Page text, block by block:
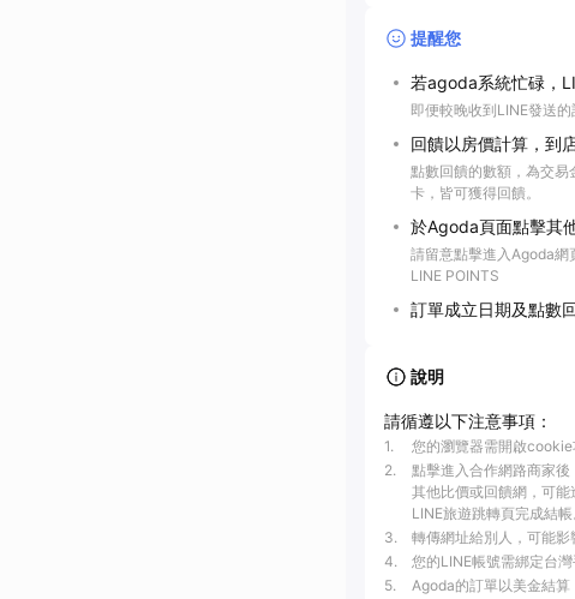
提醒您
若agoda系統忙碌，
即便較晚收到LINE發送
回饋以房價計算，到
點數回饋的數額，為交
卡，皆可獲得回饋。
於Agoda頁面點擊其
請留意點擊進入Agoda網
LINE POINTS
訂單成立日期及點數
說明
請循遵以下注意事項：
1.
您的瀏覽器需開啟cookie
2.
點擊進入合作網路商家
其他比價或回饋網，可
LINE旅遊跳轉頁完成結帳
3.
轉傳網址給別人，可能影
4.
您的LINE帳號需綁定台灣
5.
Agoda的訂單以美金結算